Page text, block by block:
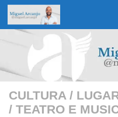
Skip to content
CULTURA /
/ TEATRO E